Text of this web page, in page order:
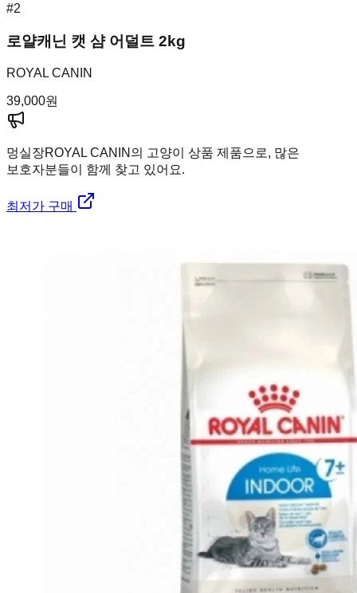
#2
로얄캐닌 캣 샴 어덜트 2kg
ROYAL CANIN
39,000원
멍실장ROYAL CANIN의 고양이 상품 제품으로, 많은
보호자분들이 함께 찾고 있어요.
최저가 구매